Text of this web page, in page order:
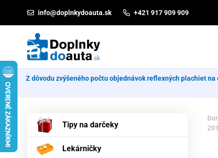
info@doplnkydoauta.sk +421 917 909 909
Z dôvodu zvýšeného počtu objednávok reflexných plachiet
Tipy na darčeky
Lekárničky